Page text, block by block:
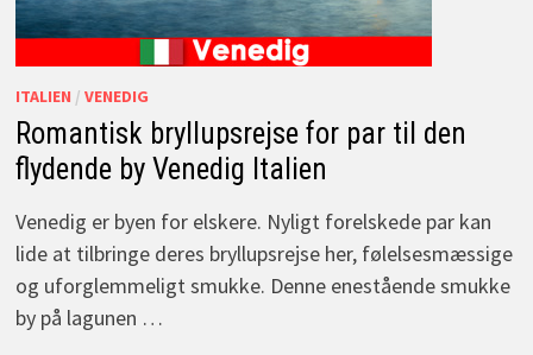
ITALIEN / VENEDIG
Romantisk bryllupsrejse for par til den
flydende by Venedig Italien
Venedig er byen for elskere. Nyligt forelskede par kan
lide at tilbringe deres bryllupsrejse her, følelsesmæssige
og uforglemmeligt smukke. Denne enestående smukke
by på lagunen …